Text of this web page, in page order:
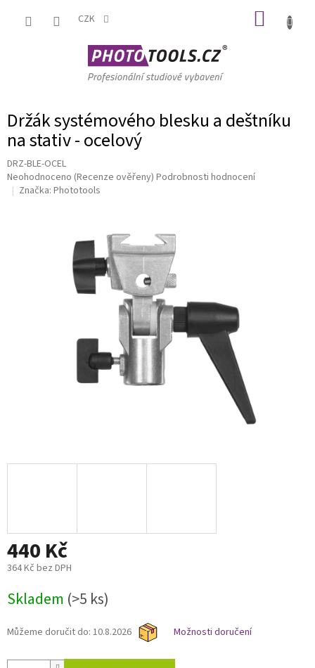
CZK
Držák systémového blesku a deštníku
na stativ - ocelový
DRZ-BLE-OCEL
Průměrné
hodnocení
Neohodnoceno (Recenze ověřeny) Podrobnosti hodnocení
Značka: Phototools
440 Kč
364 Kč bez DPH
cena:
Skladem (>5 ks)
Můžeme doručit do: 10.8.2026 Možnosti doručení